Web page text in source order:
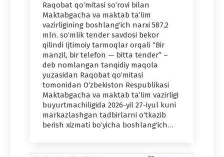
Raqobat qo‘mitasi so‘rovi bilan
Maktabgacha va maktab ta’lim
vazirligining boshlang‘ich narxi 587,2
mln. so‘mlik tender savdosi bekor
qilindi Ijtimoiy tarmoqlar orqali “Bir
manzil, bir telefon — bitta tender” –
deb nomlangan tanqidiy maqola
yuzasidan Raqobat qo‘mitasi
tomonidan O‘zbekiston Respublikasi
Maktabgacha va maktab ta’lim vazirligi
buyurtmachiligida 2026-yil 27-iyul kuni
markazlashgan tadbirlarni o‘tkazib
berish xizmati bo‘yicha boshlang‘ich…